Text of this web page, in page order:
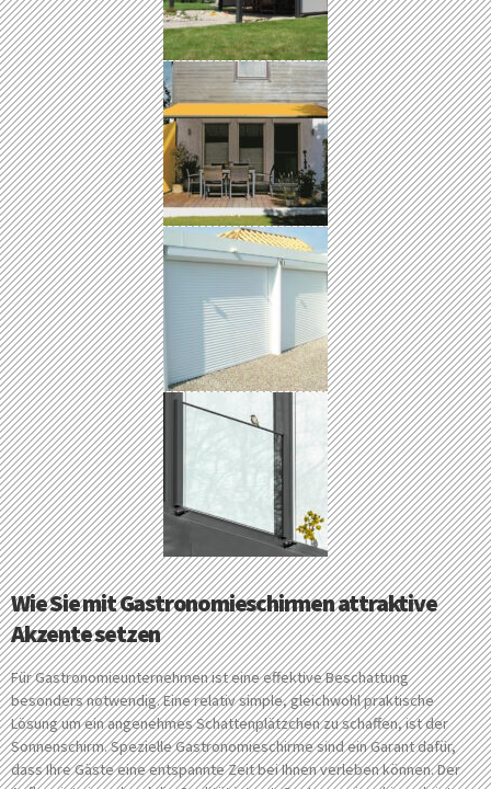
Wie Sie mit Gastronomieschirmen attraktive
Akzente setzen
Für Gastronomieunternehmen ist eine effektive Beschattung
besonders notwendig. Eine relativ simple, gleichwohl praktische
Lösung um ein angenehmes Schattenplätzchen zu schaffen, ist der
Sonnenschirm. Spezielle Gastronomieschirme sind ein Garant dafür,
dass Ihre Gäste eine entspannte Zeit bei Ihnen verleben können. Der